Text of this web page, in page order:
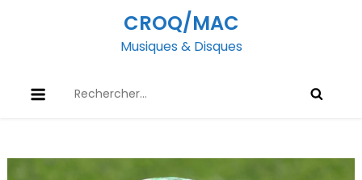
CROQ/MAC
Musiques & Disques